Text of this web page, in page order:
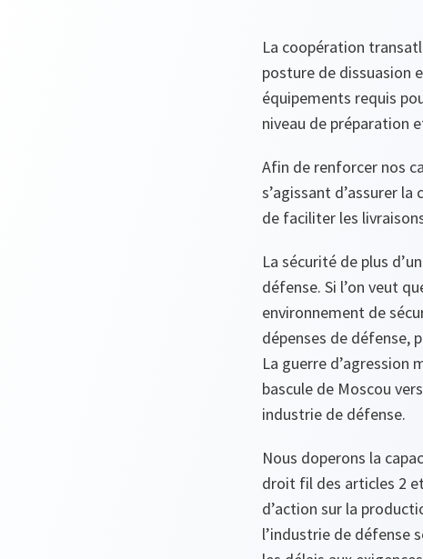
La coopération
posture de dissuasion
équipements requis
niveau de préparation
Afin de renforcer nos
s’agissant d’assurer
de faciliter les
La sécurité de plus
défense. Si l’on veut
environnement de
dépenses de défense,
La guerre d’agression
bascule de Moscou
industrie de défense.
Nous doperons la
droit fil des articles 2
d’action sur la
l’industrie de défense